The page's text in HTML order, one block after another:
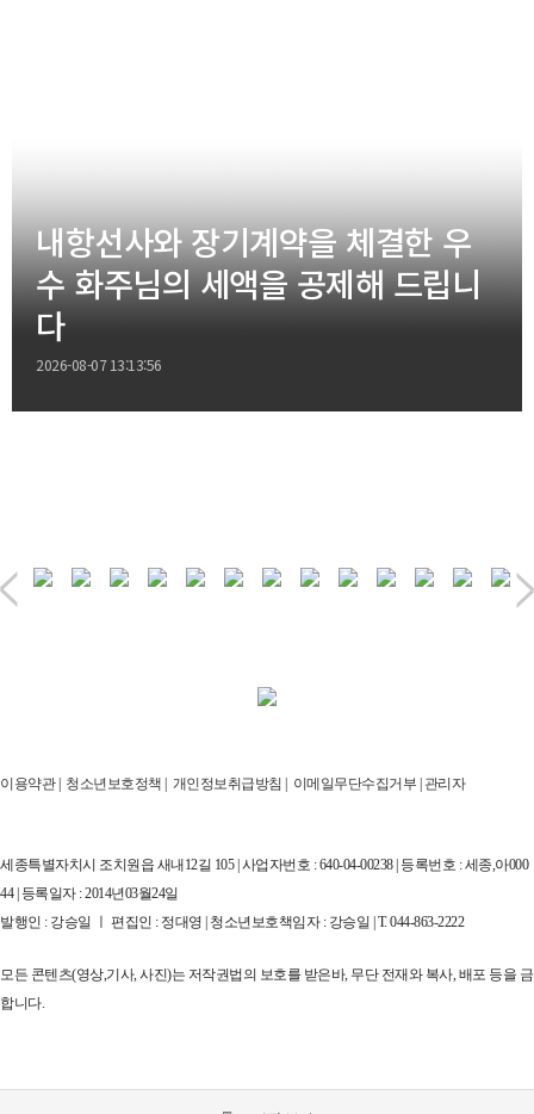
내항선사와 장기계약을 체결한 우
수 화주님의 세액을 공제해 드립니
다
2026-08-07 13:13:56
이용약관| 청소년보호정책 개인정보취급방침 이메일무단수집거부 관리자
세종특별자치시 조치원읍 새내12길 105 | 사업자번호 : 640-04-00238 | 등록번호 : 세종,아000
44 | 등록일자 : 2014년03월24일
발행인 : 강승일 ㅣ 편집인 : 정대영 | 청소년보호책임자 : 강승일 | T. 044-863-2222
모든 콘텐츠(영상,기사, 사진)는 저작권법의 보호를 받은바, 무단 전재와 복사, 배포 등을 금
합니다.